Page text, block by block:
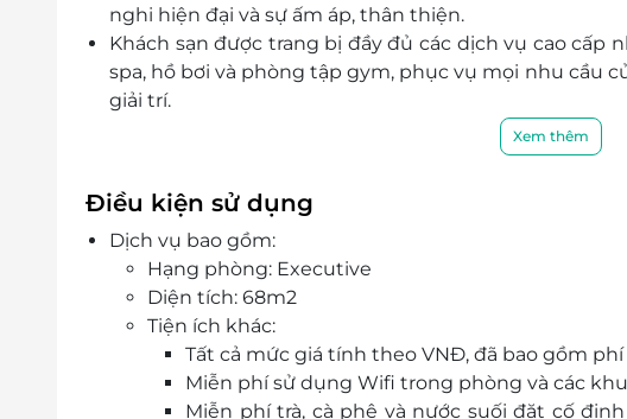
nghi hiện đại và sự ấm áp, thân thiện.
Khách sạn được trang bị đầy đủ các dịch vụ cao cấp
spa, hồ bơi và phòng tập gym, phục vụ mọi nhu cầu
giải trí.
Nằm ở vị trí thuận lợi tại Hạ Long, Mường Thanh
cho cả chuyến du lịch thư giãn hay công tác. Du
tiếng như Bãi Cháy, Vịnh Hạ Long, Cầu Bãi Cháy và
Đội ngũ nhân viên quầy tiếp tân luôn phục vụ 24/7,
tục nhận và trả phòng, cũng như đáp ứng mọi yêu
lòng tuyệt đối cho du khách.
Xem thêm
Điều kiện sử dụng
Dịch vụ bao gồm:
Hạng phòng: Executive
Diện tích: 68m2
Tiện ích khác:
Tất cả mức giá tính theo VNĐ, đã bao gồm phí
Miễn phí sử dụng Wifi trong phòng và các
Miễn phí trà, cà phê và nước suối đặt cố